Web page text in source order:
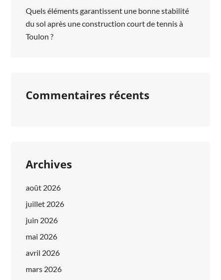
Quels éléments garantissent une bonne stabilité
du sol après une construction court de tennis à
Toulon ?
Commentaires récents
Archives
août 2026
juillet 2026
juin 2026
mai 2026
avril 2026
mars 2026